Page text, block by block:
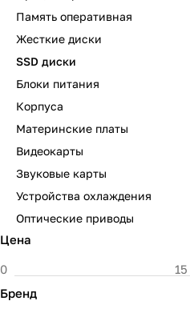
Память оперативная
Жесткие диски
SSD диски
Блоки питания
Корпуса
Материнские платы
Видеокарты
Звуковые карты
Устройства охлаждения
Оптические приводы
Цена
Бренд